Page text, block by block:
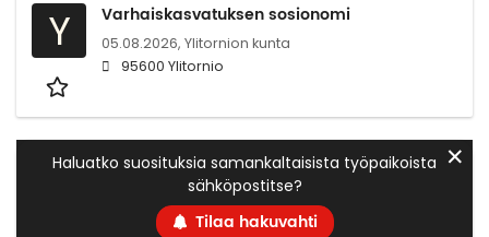
Y Varhaiskasvatuksen sosionomi
05.08.2026, Ylitornion kunta
95600 Ylitornio
Haluatko suosituksia samankaltaisista työpaikoista
sähköpostitse?
Tilaa hakuvahti
✕